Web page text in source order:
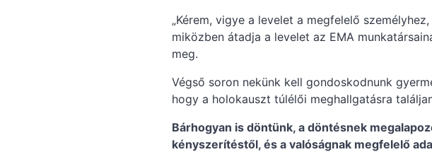
„Kérem, vigye a levelet a megfelelő
miközben átadja a levelet az EMA
meg.
Végső soron nekünk kell gondoskodnunk
hogy a holokauszt túlélői meghallgatásra
Bárhogyan is döntünk, a döntésnek
kényszerítéstől, és a valóságnak megfelelő